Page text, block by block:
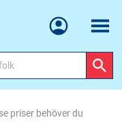
Meny
priser behöver du